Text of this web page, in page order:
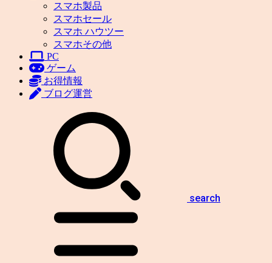
スマホ製品
スマホセール
スマホ ハウツー
スマホその他
PC
ゲーム
お得情報
ブログ運営
search